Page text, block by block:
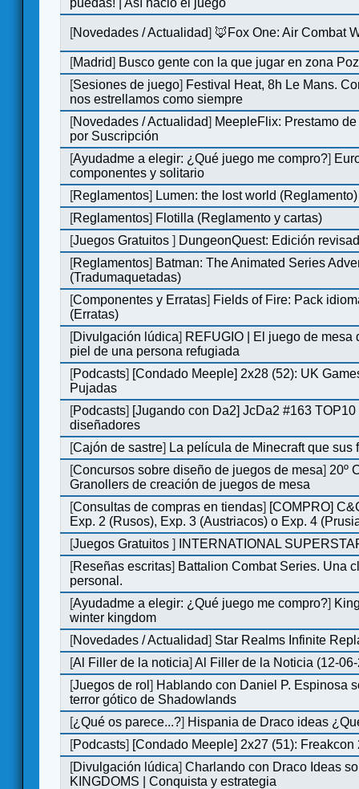
puedas! | Así nació el juego
[Novedades / Actualidad] 🦊Fox One: Air Combat
[Madrid] Busco gente con la que jugar en zona
[Sesiones de juego] Festival Heat, 8h Le Mans.
nos estrellamos como siempre
[Novedades / Actualidad] MeepleFlix: Prestamo
por Suscripción
[Ayudadme a elegir: ¿Qué juego me compro?]
componentes y solitario
[Reglamentos] Lumen: the lost world (Reglamento)
[Reglamentos] Flotilla (Reglamento y cartas)
[Juegos Gratuitos] DungeonQuest: Edición
[Reglamentos] Batman: The Animated Series
(Tradumaquetadas)
[Componentes y Erratas] Fields of Fire: Pack
(Erratas)
[Divulgación lúdica] REFUGIO | El juego de mesa
piel de una persona refugiada
[Podcasts] [Condado Meeple] 2x28 (52): UK
Pujadas
[Podcasts] [Jugando con Da2] JcDa2 #163
diseñadores
[Cajón de sastre] La película de Minecraft que sus
[Concursos sobre diseño de juegos de mesa] 20º
Granollers de creación de juegos de mesa
[Consultas de compras en tiendas] [COMPRO]
Exp. 2 (Rusos), Exp. 3 (Austriacos) o Exp. 4
[Juegos Gratuitos]
INTERNATIONAL
[Reseñas escritas] Battalion Combat Series. Una
personal.
[Ayudadme a elegir: ¿Qué juego me compro?]
winter kingdom
[Novedades / Actualidad] Star Realms Infinite
[Al Filler de la noticia]Al Filler de la Noticia (12-
[Juegos de rol] Hablando con Daniel P. Espinosa
terror gótico de Shadowlands
[¿Qué os parece...?] Hispania de Draco ideas
[Podcasts] [Condado Meeple] 2x27 (51): Freakcon
[Divulgación lúdica]Charlando con Draco Ideas
KINGDOMS | Conquista y estrategia